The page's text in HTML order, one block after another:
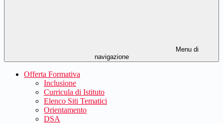
Menu di
navigazione
Offerta Formativa
Inclusione
Curricula di Istituto
Elenco Siti Tematici
Orientamento
DSA